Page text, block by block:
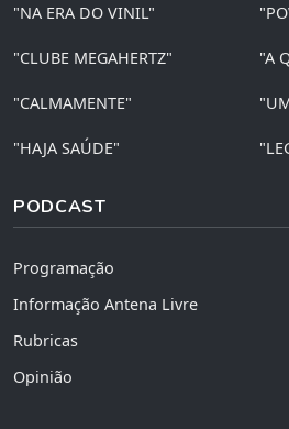
"NA ERA DO VINIL"
"CLUBE MEGAHERTZ" "A
"CALMAMENTE"
"HAJA SAÚDE"
PODCAST
Programação
Informação Antena Livre
Rubricas
Opinião